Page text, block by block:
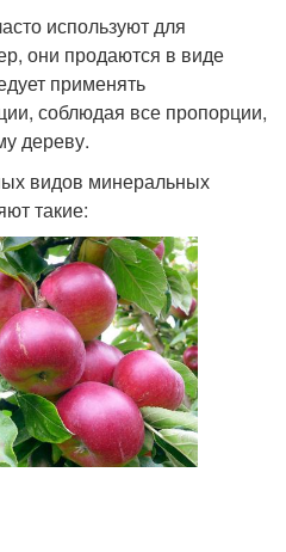
используют для
они продаются в виде
применять
соблюдая все пропорции,
дереву.
видов минеральных
такие: